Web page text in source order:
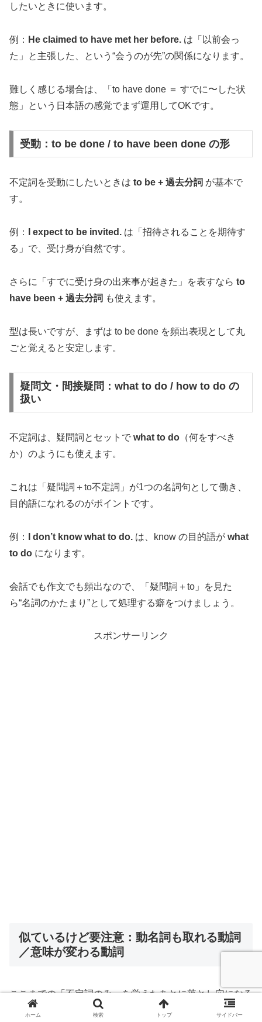
したいときに使います。
例： He claimed to have met her before. は「以前会っ
た」と主張した、という“会うのが先”の関係になります。
難しく感じる場合は、「to have done ＝ すでに〜した状
態」という日本語の感覚でまず運用してOKです。
受動：to be done / to have been done の形
不定詞を受動にしたいときは to be + 過去分詞 が基本で
す。
例： I expect to be invited. は「招待されることを期待す
る」で、受け身が自然です。
さらに「すでに受け身の出来事が起きた」を表すなら to
have been + 過去分詞 も使えます。
型は長いですが、まずは to be done を頻出表現として丸
ごと覚えると安定します。
疑問文・間接疑問：what to do / how to do の
扱い
不定詞は、疑問詞とセットで what to do （何をすべき
か）のようにも使えます。
これは「疑問詞＋to不定詞」が1つの名詞句として働き、
目的語になれるのがポイントです。
例： I don’t know what to do. は、know の目的語が what
to do になります。
会話でも作文でも頻出なので、「疑問詞＋to」を見た
ら“名詞のかたまり”として処理する癖をつけましょう。
スポンサーリンク
似ているけど要注意：動名詞も取れる動詞
／意味が変わる動詞
ここまでの「不定詞のみ」を覚えたあとに落とし穴になる
のが、-ingもtoも取れる動詞です。
ホーム 検索 トップ サイドバー